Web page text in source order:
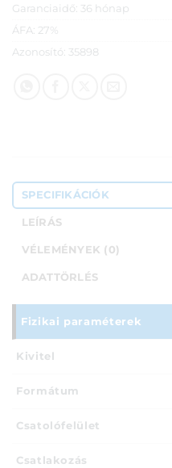
Garanciaidő: 36 hónap
ÁFA: 27%
Azonosító: 35898
SPECIFIKÁCIÓK
LEÍRÁS
VÉLEMÉNYEK (0)
ADATTÖRLÉS
Fizikai paraméterek
Kivitel
Formátum
Csatolófelület
Csatlakozás